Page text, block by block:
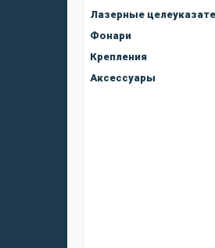
Лазерные
Фонари
Крепления
Аксессуары